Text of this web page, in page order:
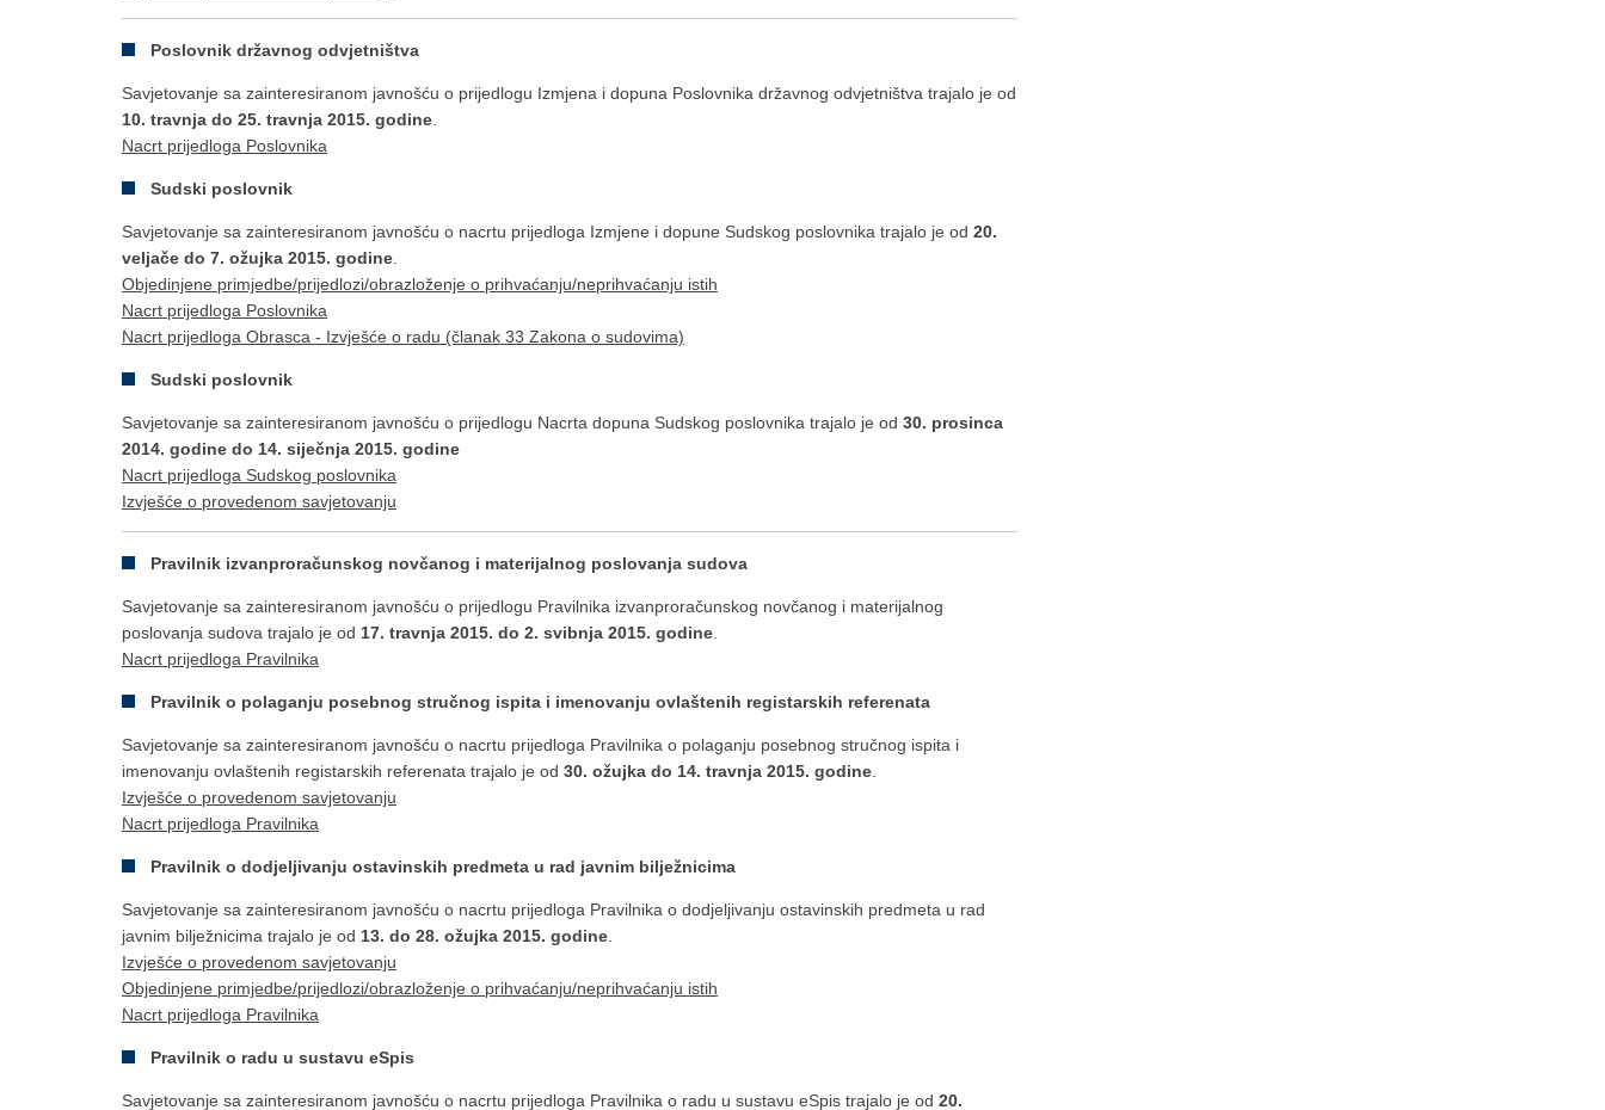
Poslovnik državnog odvjetništva
Savjetovanje sa zainteresiranom javnošću o prijedlogu Izmjena i dopuna Poslovnika državnog odvjetništva trajalo je od
10. travnja do 25. travnja 2015. godine
Nacrt prijedloga Poslovnika
Sudski poslovnik
Savjetovanje sa zainteresiranom javnošću o nacrtu prijedloga Izmjene i dopune Sudskog poslovnika trajalo je od 20.
veljače do 7. ožujka 2015. godine
Objedinjene primjedbe/prijedlozi/obrazloženje o prihvaćanju/neprihvaćanju istih
Nacrt prijedloga Poslovnika
Nacrt prijedloga Obrasca - Izvješće o radu (članak 33 Zakona o sudovima)
Sudski poslovnik
Savjetovanje sa zainteresiranom javnošću o prijedlogu Nacrta dopuna Sudskog poslovnika trajalo je od 30. prosinca
2014. godine do 14. siječnja 2015. godine
Nacrt prijedloga Sudskog poslovnika
Izvješće o provedenom savjetovanju
Pravilnik izvanproračunskog novčanog i materijalnog poslovanja sudova
Savjetovanje sa zainteresiranom javnošću o prijedlogu Pravilnika izvanproračunskog novčanog i materijalnog
poslovanja sudova trajalo je od 17. travnja 2015. do 2. svibnja 2015. godine
Nacrt prijedloga Pravilnika
Pravilnik o polaganju posebnog stručnog ispita i imenovanju ovlaštenih registarskih referenata
Savjetovanje sa zainteresiranom javnošću o nacrtu prijedloga Pravilnika o polaganju posebnog stručnog ispita i
imenovanju ovlaštenih registarskih referenata trajalo je od 30. ožujka do 14. travnja 2015. godine
Izvješće o provedenom savjetovanju
Nacrt prijedloga Pravilnika
Pravilnik o dodjeljivanju ostavinskih predmeta u rad javnim bilježnicima
Savjetovanje sa zainteresiranom javnošću o nacrtu prijedloga Pravilnika o dodjeljivanju ostavinskih predmeta u rad
javnim bilježnicima trajalo je od 13. do 28. ožujka 2015. godine
Izvješće o provedenom savjetovanju
Objedinjene primjedbe/prijedlozi/obrazloženje o prihvaćanju/neprihvaćanju istih
Nacrt prijedloga Pravilnika
Pravilnik o radu u sustavu eSpis
Savjetovanje sa zainteresiranom javnošću o nacrtu prijedloga Pravilnika o radu u sustavu eSpis trajalo je od 20.